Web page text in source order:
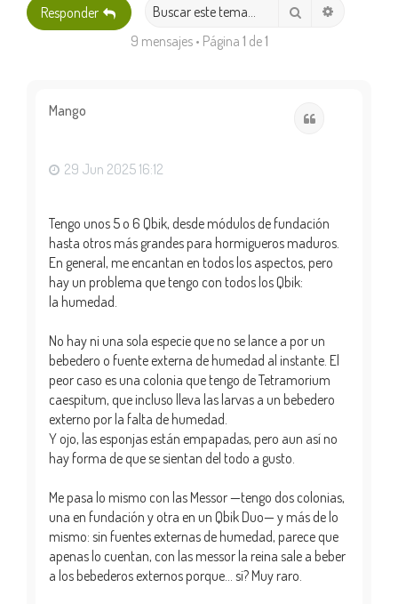
Responder Buscar
9 mensajes • Página 1 de1
Mango
29 Jun 2025 16:12
Tengo unos 5 o 6 Qbik, desde módulos de fundación
hasta otros más grandes para hormigueros maduros.
En general, me encantan en todos los aspectos, pero
hay un problema que tengo con todos los Qbik:
la humedad.
No hay ni una sola especie que no se lance a por un
bebedero o fuente externa de humedad al instante. El
peor caso es una colonia que tengo de Tetramorium
caespitum, que incluso lleva las larvas a un bebedero
externo por la falta de humedad.
Y ojo, las esponjas están empapadas, pero aun así no
hay forma de que se sientan del todo a gusto.
Me pasa lo mismo con las Messor —tengo dos colonias,
una en fundación y otra en un Qbik Duo— y más de lo
mismo: sin fuentes externas de humedad, parece que
apenas lo cuentan, con las messor la reina sale a beber
a los bebederos externos porque... si? Muy raro.